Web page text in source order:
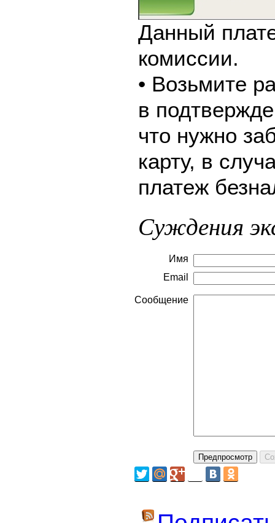
Данный
комиссии.
• Возьмите
в
что нужно
карту, в
платеж
Суждения
Имя
Email
Сообщение